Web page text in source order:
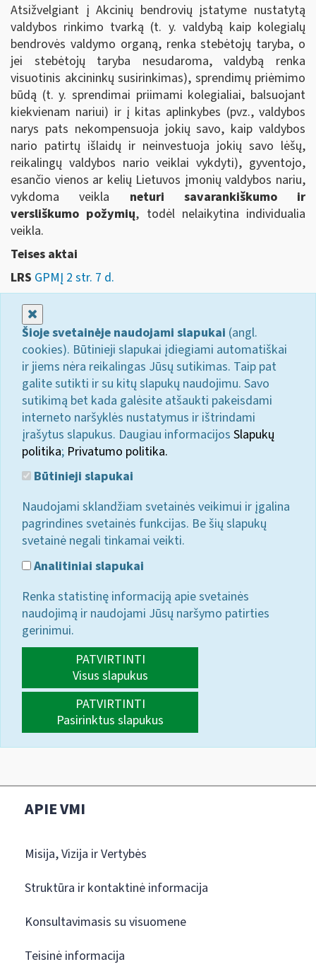
Atsižvelgiant į Akcinių bendrovių įstatyme nustatytą
valdybos rinkimo tvarką (t. y. valdybą kaip kolegialų
bendrovės valdymo organą, renka stebėtojų taryba, o
jei stebėtojų taryba nesudaroma, valdybą renka
visuotinis akcininkų susirinkimas), sprendimų priėmimo
būdą (t. y. sprendimai priimami kolegialiai, balsuojant
kiekvienam nariui) ir į kitas aplinkybes (pvz., valdybos
narys pats nekompensuoja jokių savo, kaip valdybos
nario patirtų išlaidų ir neinvestuoja jokių savo lėšų,
reikalingų valdybos nario veiklai vykdyti), gyventojo,
esančio vienos ar kelių Lietuvos įmonių valdybos nariu,
vykdoma veikla neturi savarankiškumo ir
versliškumo požymių, todėl nelaikytina individualia
veikla.
Teises aktai
LRS GPMĮ 2 str. 7 d.
Šioje svetainėje naudojami slapukai (angl.
cookies). Būtinieji slapukai įdiegiami automatiškai
ir jiems nėra reikalingas Jūsų sutikimas. Taip pat
galite sutikti ir su kitų slapukų naudojimu. Savo
sutikimą bet kada galėsite atšaukti pakeisdami
interneto naršyklės nustatymus ir ištrindami
įrašytus slapukus. Daugiau informacijos Slapukų
politika; Privatumo politika.
Būtinieji slapukai
Naudojami sklandžiam svetainės veikimui ir įgalina
pagrindines svetainės funkcijas. Be šių slapukų
svetainė negali tinkamai veikti.
Analitiniai slapukai
Renka statistinę informaciją apie svetainės
naudojimą ir naudojami Jūsų naršymo patirties
gerinimui.
PATVIRTINTI
Visus slapukus
PATVIRTINTI
Pasirinktus slapukus
APIE VMI
Misija, Vizija ir Vertybės
Struktūra ir kontaktinė informacija
Konsultavimasis su visuomene
Teisinė informacija